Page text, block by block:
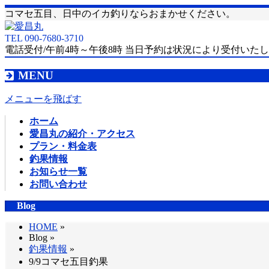
コマセ五目、日中のイカ釣りならおまかせください。
TEL 090-7680-3710
電話受付/午前4時～午後8時 当日予約は状況により受付いた
MENU
メニューを飛ばす
ホーム
愛昌丸の紹介・アクセス
プラン・料金表
釣果情報
お知らせ一覧
お問い合わせ
Blog
HOME »
Blog »
釣果情報 »
9/9コマセ五目釣果